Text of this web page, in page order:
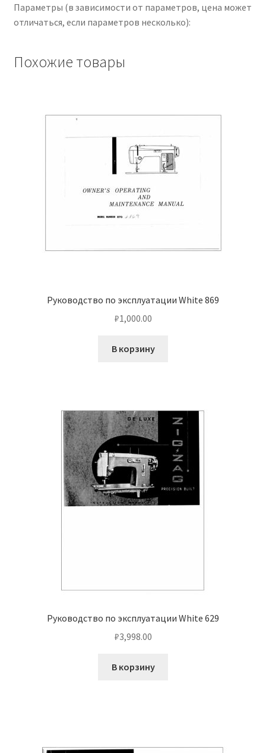
Параметры (в зависимости от параметров, цена может
отличаться, если параметров несколько):
Похожие товары
Руководство по эксплуатации White 869
₽1,000.00
В корзину
Руководство по эксплуатации White 629
₽3,998.00
В корзину